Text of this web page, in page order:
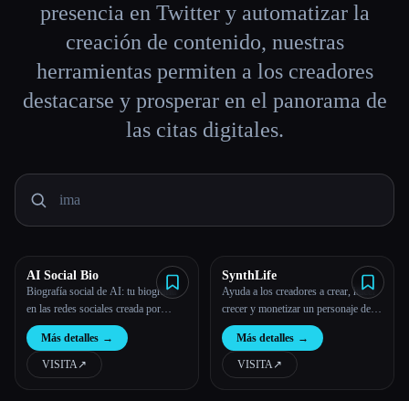
Comparar herramientas
Todas las categorías
presencia en Twitter y automatizar la
creación de contenido, nuestras
herramientas permiten a los creadores
destacarse y prosperar en el panorama de
las citas digitales.
AI Social Bio
Biografía social de AI: tu biografía
en las redes sociales creada por
inteligencia artificial
Más detalles →
VISITA↗︎
SynthLife
Ayuda a los creadores a crear, hacer
crecer y monetizar un personaje de
IA
Más detalles →
VISITA↗︎